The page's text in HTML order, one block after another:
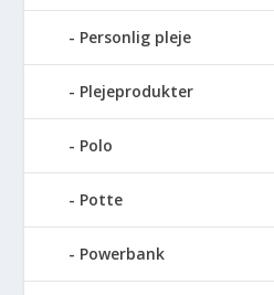
Personlig pleje
Plejeprodukter
Polo
Potte
Powerbank